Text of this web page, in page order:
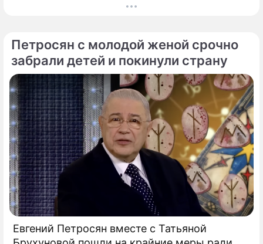
не догадывалось. Привычка дарить ребенку
подростковом возрасте обворачивается
скрытым провалом в учебе.
Петросян с молодой женой срочно
забрали детей и покинули страну
Евгений Петросян вместе с Татьяной